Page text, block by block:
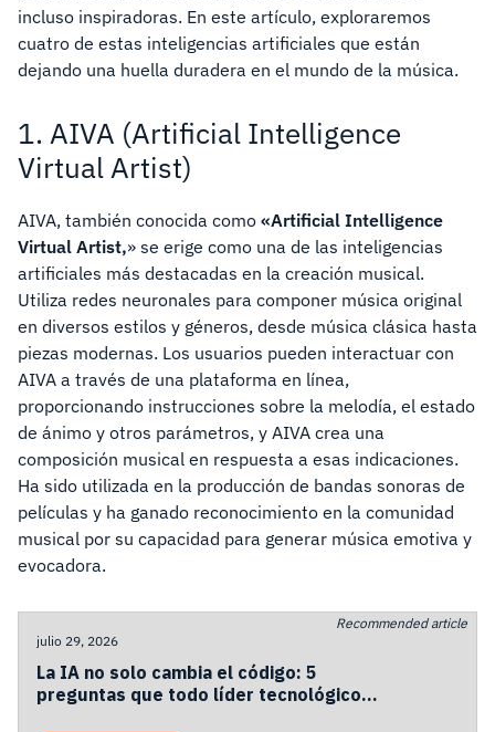
incluso inspiradoras. En este artículo, exploraremos
cuatro de estas inteligencias artificiales que están
dejando una huella duradera en el mundo de la música.
1. AIVA (Artificial Intelligence
Virtual Artist)
AIVA, también conocida como «Artificial Intelligence
Virtual Artist,» se erige como una de las inteligencias
artificiales más destacadas en la creación musical.
Utiliza redes neuronales para componer música original
en diversos estilos y géneros, desde música clásica hasta
piezas modernas. Los usuarios pueden interactuar con
AIVA a través de una plataforma en línea,
proporcionando instrucciones sobre la melodía, el estado
de ánimo y otros parámetros, y AIVA crea una
composición musical en respuesta a esas indicaciones.
Ha sido utilizada en la producción de bandas sonoras de
películas y ha ganado reconocimiento en la comunidad
musical por su capacidad para generar música emotiva y
evocadora.
Recommended article
julio 29, 2026
La IA no solo cambia el código: 5
preguntas que todo líder tecnológico